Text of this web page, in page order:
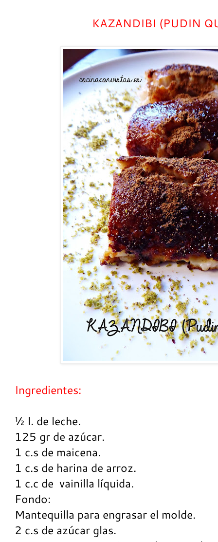
KAZANDIBI (PUDIN
Ingredientes:
½ l. de leche.
125 gr de azúcar.
1 c.s de maicena.
1 c.s de harina de arroz.
1 c.c de vainilla líquida.
Fondo:
Mantequilla para engrasar el molde.
2 c.s de azúcar glas.